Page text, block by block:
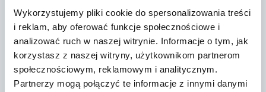
Wykorzystujemy pliki cookie do spersonalizowania treści
i reklam, aby oferować funkcje społecznościowe i
analizować ruch w naszej witrynie. Informacje o tym, jak
korzystasz z naszej witryny, użytkownikom partnerom
społecznościowym, reklamowym i analitycznym.
Partnerzy mogą połączyć te informacje z innymi danymi
Topic *